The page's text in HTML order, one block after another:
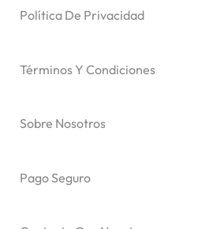
Política De Privacidad
Términos Y Condiciones
Sobre Nosotros
Pago Seguro